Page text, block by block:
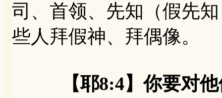
司、首领、先知（假先
些人拜假神、拜偶像。
【耶8:4】你要对